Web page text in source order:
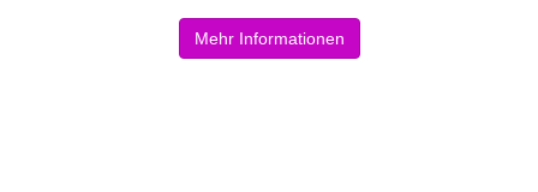
Mehr Informationen